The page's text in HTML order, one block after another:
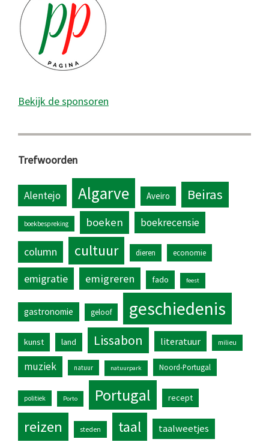
Bekijk de sponsoren
Trefwoorden
Alentejo Algarve Aveiro Beiras
boekbespreking boeken boekrecensie
column cultuur dieren economie
emigratie emigreren fado feest
gastronomie geloof geschiedenis
kunst land Lissabon literatuur milieu
muziek natuur natuurpark Noord-Portugal
politiek Porto Portugal recept
reizen steden taal taalweetjes